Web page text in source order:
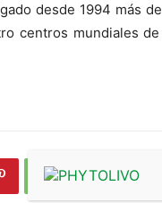
desde 1994 más
centros mundiales